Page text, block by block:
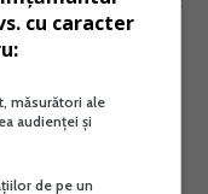
mic decat cel
anticipate pe
poate accesa
cu caracter
măsurători ale
audienței și
de pe un